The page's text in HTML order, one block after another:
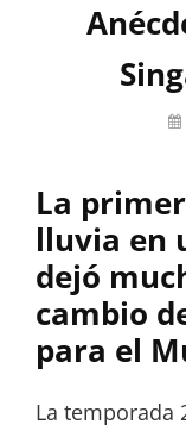
Por
La
lluvia en
dejó
cambio
para el
La temporada